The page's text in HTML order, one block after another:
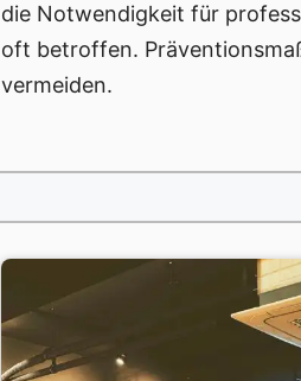
die Notwendigkeit für
oft betroffen.
vermeiden.